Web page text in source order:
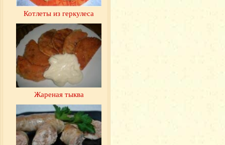
Котлеты из геркулеса
Жареная тыква